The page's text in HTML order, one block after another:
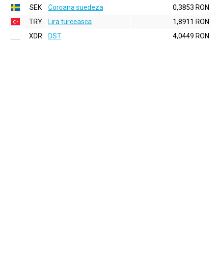
SEK
Coroana suedeza
0,3853 RON
TRY
Lira turceasca
1,8911 RON
XDR
DST 4,0449 RON